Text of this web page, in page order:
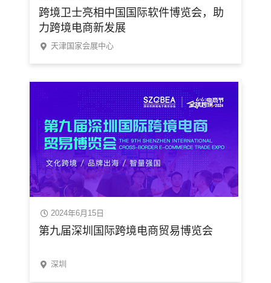
跨境卫士亮相中国国际软件博览会，助
力跨境电商新发展
天津国家会展中心
2024年6月15日
第九届深圳国际跨境电商贸易博览会
深圳